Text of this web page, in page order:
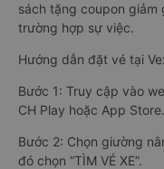
sách tặng coupon giảm
trường hợp sự việc.
Hướng dẫn đặt vé tại
Bước 1: Truy cập vào
CH Play hoặc App Store.
Bước 2: Chọn giường
đó chọn “TÌM VÉ XE”.